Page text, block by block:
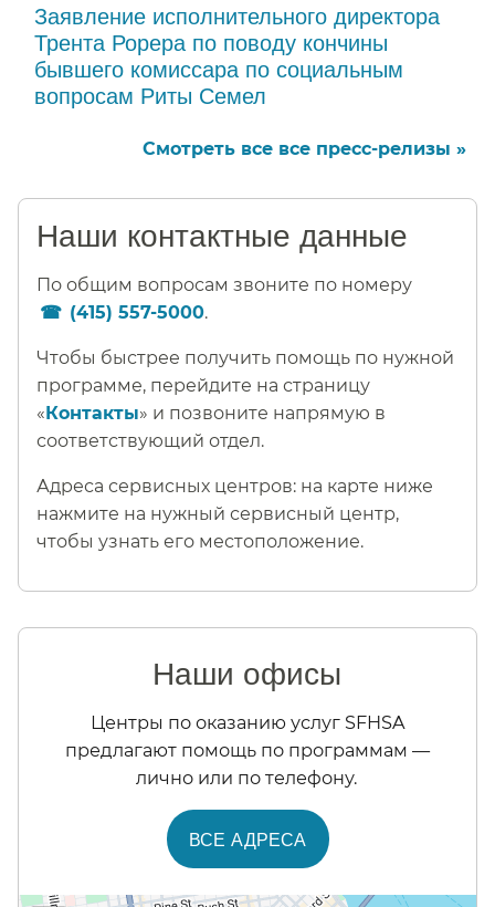
Заявление исполнительного директора
Трента Рорера по поводу кончины
бывшего комиссара по социальным
вопросам Риты Семел​​
Смотреть все все пресс-релизы »​​
Наши контактные данные​​
По общим вопросам звоните по номеру
(415) 557-5000.​​
Чтобы быстрее получить помощь по нужной
программе, перейдите на страницу
«Контакты» и позвоните напрямую в
соответствующий отдел.​​
Адреса сервисных центров: на карте ниже
нажмите на нужный сервисный центр,
чтобы узнать его местоположение.​​
Наши офисы​​
Центры по оказанию услуг SFHSA
предлагают помощь по программам —
лично или по телефону.​​
ВСЕ АДРЕСА​​